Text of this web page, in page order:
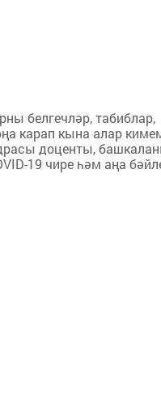
белгечләр, табиблар,
карап кына алар
доценты,
19 чире һәм аңа